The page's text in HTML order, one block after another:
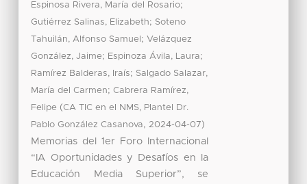
Espinosa Rivera, María del Rosario;
Gutiérrez Salinas, Elizabeth; Soteno
Tahuilán, Alfonso Samuel ;Velázquez
González, Jaime; Espinoza Ávila, Laura;
Ramírez Balderas, Iraís; Salgado Salazar,
María del Carmen;Cabrera Ramírez,
Felipe (CA TIC en el NMS, Plantel Dr.
Pablo González Casanova, 2024-04-07)
Memorias del 1er Foro Internacional
“IA Oportunidades y Desafíos en la
Educación Media Superior”, se